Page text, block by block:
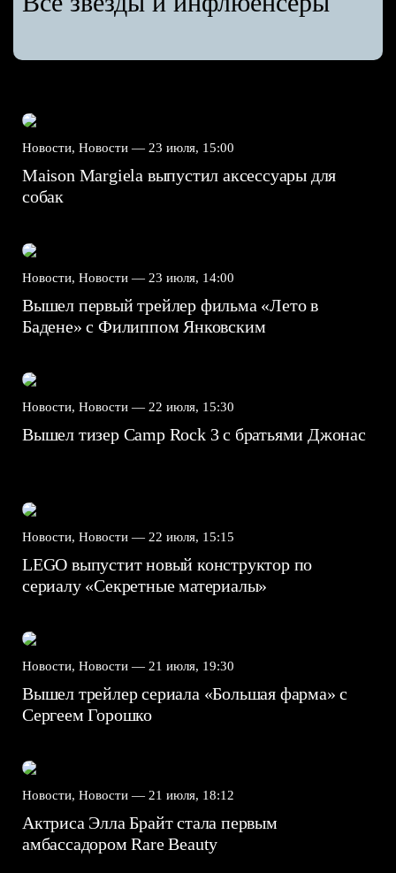
Новости, Новости — 23 июля, 15:00
Maison Margiela выпустил аксессуары для
собак
Новости, Новости — 23 июля, 14:00
Вышел первый трейлер фильма «Лето в
Бадене» с Филиппом Янковским
Новости, Новости — 22 июля, 15:30
Вышел тизер Camp Rock 3 с братьями Джонас
Новости, Новости — 22 июля, 15:15
LEGO выпустит новый конструктор по
сериалу «Секретные материалы»
Новости, Новости — 21 июля, 19:30
Вышел трейлер сериала «Большая фарма» с
Сергеем Горошко
Новости, Новости — 21 июля, 18:12
Актриса Элла Брайт стала первым
амбассадором Rare Beauty